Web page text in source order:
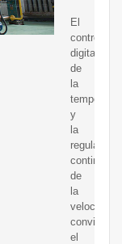
El
control
digital
de
la
y
la
regulación
continua
de
la
velocidad
convierten
el